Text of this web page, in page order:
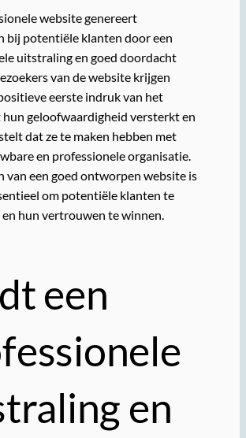
website genereert
bij potentiële klanten door een
uitstraling en goed doordacht
van de website krijgen
eerste indruk van het
hun geloofwaardigheid versterkt en
dat ze te maken hebben met
en professionele organisatie.
van een goed ontworpen website is
om potentiële klanten te
hun vertrouwen te winnen.
een
en